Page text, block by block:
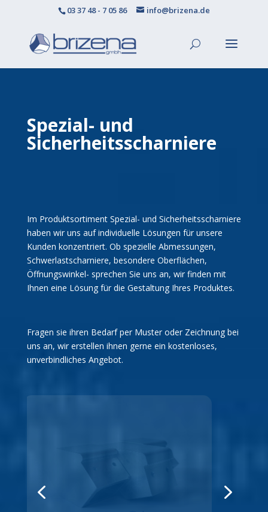
03 37 48 - 7 05 86 info@brizena.de
Spezial- und
Sicherheitsscharniere
Im Produktsortiment Spezial- und Sicherheitsscharniere
haben wir uns auf individuelle Lösungen für unsere
Kunden konzentriert. Ob spezielle Abmessungen,
Schwerlastscharniere, besondere Oberflächen,
Öffnungswinkel- sprechen Sie uns an, wir finden mit
Ihnen eine Lösung für die Gestaltung Ihres Produktes.
Fragen sie ihren Bedarf per Muster oder Zeichnung bei
uns an, wir erstellen ihnen gerne ein kostenloses,
unverbindliches Angebot.